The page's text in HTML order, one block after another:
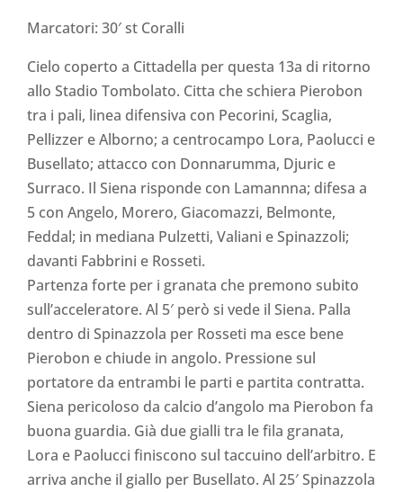
Marcatori: 30′ st Coralli
Cielo coperto a Cittadella per questa 13a di ritorno
allo Stadio Tombolato. Citta che schiera Pierobon
tra i pali, linea difensiva con Pecorini, Scaglia,
Pellizzer e Alborno; a centrocampo Lora, Paolucci e
Busellato; attacco con Donnarumma, Djuric e
Surraco. Il Siena risponde con Lamannna; difesa a
5 con Angelo, Morero, Giacomazzi, Belmonte,
Feddal; in mediana Pulzetti, Valiani e Spinazzoli;
davanti Fabbrini e Rosseti.
Partenza forte per i granata che premono subito
sull’acceleratore. Al 5′ però si vede il Siena. Palla
dentro di Spinazzola per Rosseti ma esce bene
Pierobon e chiude in angolo. Pressione sul
portatore da entrambi le parti e partita contratta.
Siena pericoloso da calcio d’angolo ma Pierobon fa
buona guardia. Già due gialli tra le fila granata,
Lora e Paolucci finiscono sul taccuino dell’arbitro. E
arriva anche il giallo per Busellato. Al 25′ Spinazzola